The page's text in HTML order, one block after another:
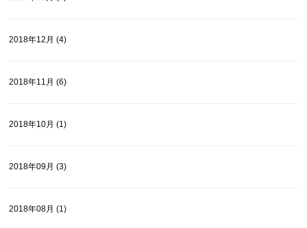
2018年12月 (4)
2018年11月 (6)
2018年10月 (1)
2018年09月 (3)
2018年08月 (1)